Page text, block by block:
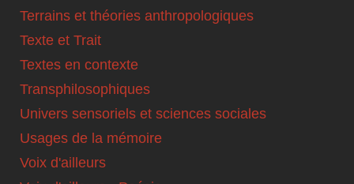
Terrains et théories anthropologiques
Texte et Trait
Textes en contexte
Transphilosophiques
Univers sensoriels et sciences sociales
Usages de la mémoire
Voix d'ailleurs